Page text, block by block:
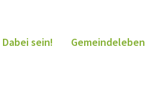
Dabei sein! Gemeindeleben